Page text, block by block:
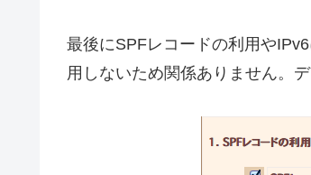
最後にSPFレコードの利用や
用しないため関係ありません。